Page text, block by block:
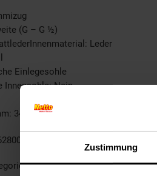
Zustimmung
(G – G ½)
Leder
Einlegesohle
Innensohle: Nein
34
Herren Schuhe